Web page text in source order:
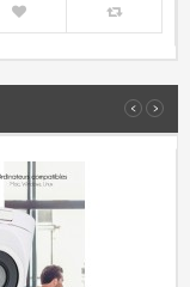
‹ ›